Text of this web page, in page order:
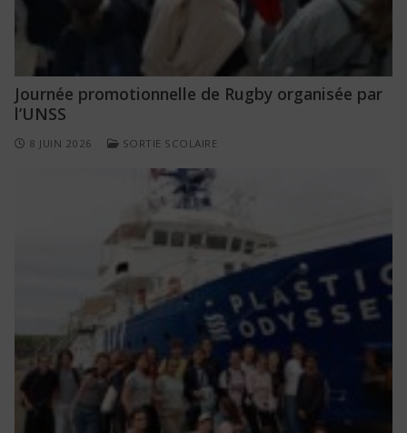
Journée promotionnelle de Rugby organisée par
l’UNSS
8 JUIN 2026 SORTIE SCOLAIRE